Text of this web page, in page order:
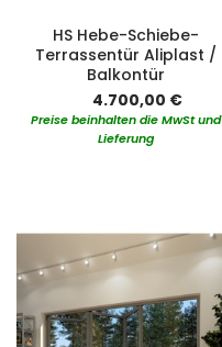
HS Hebe-Schiebe-
Terrassentür Aliplast /
Balkontür
4.700,00 €
Preise beinhalten die MwSt und
Lieferung